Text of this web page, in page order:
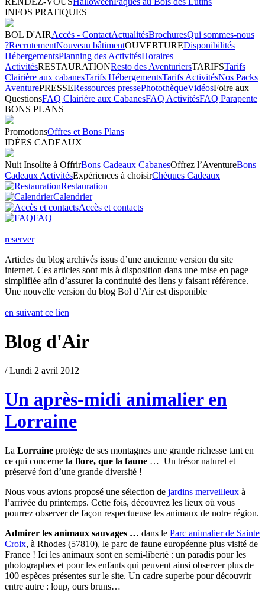
INFOS PRATIQUES
BOL D'AIRAccès - ContactActualitésBrochuresQui sommes-nous
?RecrutementNouveau bâtimentOUVERTUREDisponibilités
HébergementsPlanning des ActivitésHoraires
ActivitésRESTAURATIONResto des AventuriersTARIFSTarifs
Clairière aux cabanesTarifs HébergementsTarifs ActivitésNos Packs
AventurePRESSERessources pressePhotothèqueVidéosFoire aux
QuestionsFAQ Clairière aux CabanesFAQ ActivitésFAQ Parapente
BONS PLANS
PromotionsOffres et Bons Plans
IDÉES CADEAUX
Nuit Insolite à OffrirBons Cadeaux CabanesOffrez l’AventureBons
Cadeaux ActivitésExpériences à choisirChèques Cadeaux
Restauration
Calendrier
Accès et contacts
FAQ
reserver
Articles du blog archivés issus d’une ancienne version du site
internet. Ces articles sont mis à disposition dans une mise en page
simplifiée afin d’assurer la continuité des liens y faisant référence.
Une nouvelle version du blog Bol d’Air est disponible
en suivant ce lien
Blog d'Air
/ Lundi 2 avril 2012
Un après-midi animalier en
Lorraine
La Lorraine protège de ses montagnes une grande richesse tant en
ce qui concerne la flore, que la faune … Un trésor naturel et
préservé fort d’une grande diversité !
Nous vous avions proposé une sélection de jardins merveilleux à
l’arrivée du printemps. Cette fois, découvrez les lieux où vous
pourrez observer de façon respectueuse les animaux de notre région.
Admirer les animaux sauvages … dans le Parc animalier de Sainte
Croix, à Rhodes (57810), le parc de faune européenne plus visité de
France ! Ici les animaux sont en semi-liberté : un paradis pour les
photographes et pour les enfants qui peuvent ainsi observer plus de
100 espèces présentes sur le site. Un cadre superbe pour découvrir
entre autre : loup, ours bruns…